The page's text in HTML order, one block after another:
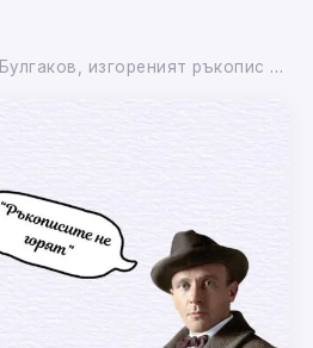
Булгаков, изгореният ръкопис и съдбата на „Майстора и Маргарита“